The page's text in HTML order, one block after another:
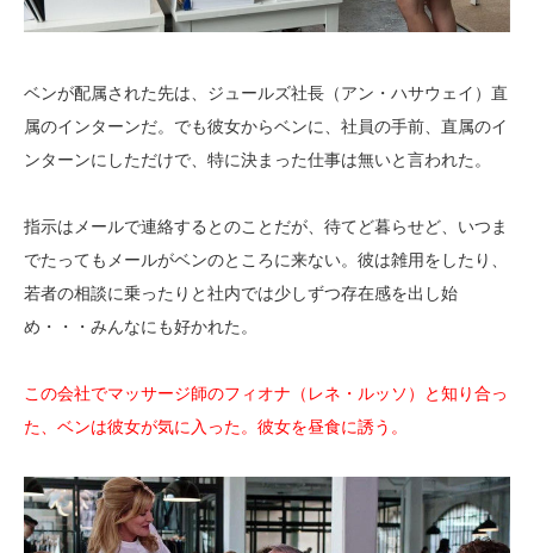
ベンが配属された先は、ジュールズ社長（アン・ハサウェイ）直
属のインターンだ。でも彼女からベンに、社員の手前、直属のイ
ンターンにしただけで、特に決まった仕事は無いと言われた。
指示はメールで連絡するとのことだが、待てど暮らせど、いつま
でたってもメールがベンのところに来ない。彼は雑用をしたり、
若者の相談に乗ったりと社内では少しずつ存在感を出し始
め・・・みんなにも好かれた。
この会社でマッサージ師のフィオナ（レネ・ルッソ）と知り合っ
た、ベンは彼女が気に入った。彼女を昼食に誘う。